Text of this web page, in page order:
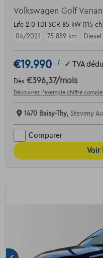
Volkswagen Golf
Life 2.0 TDI SCR 85 kW (115
04/2021
75.859 km Diesel
€19.990 1 ✓ TVA
Dès €396,37/mois
Découvrez l’exemple chiffré
1470 Baisy-Thy, Steveny
Comparer
Voir